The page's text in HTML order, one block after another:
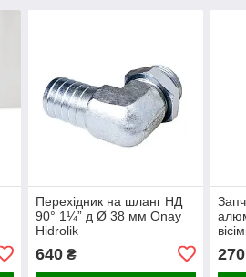
Перехідник на шланг НД
90° 1¼” д Ø 38 мм Onay
Hidrolik
640₴ 270